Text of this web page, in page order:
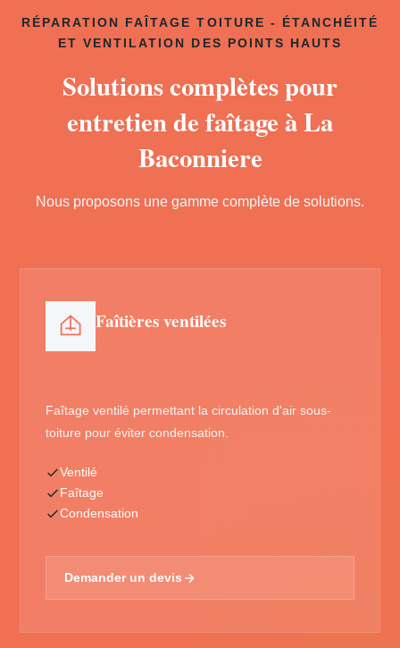
RÉPARATION FAÎTAGE TOITURE - ÉTANCHÉITÉ
ET VENTILATION DES POINTS HAUTS
Solutions complètes pour
entretien de faîtage à La
Baconniere
Nous proposons une gamme complète de solutions.
Faîtières ventilées
Faîtage ventilé permettant la circulation d'air sous-
toiture pour éviter condensation.
Ventilé
Faîtage
Condensation
Demander un devis